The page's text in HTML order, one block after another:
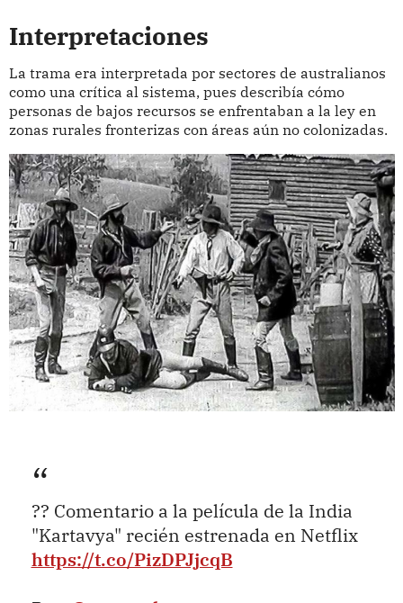
Interpretaciones
La trama era interpretada por sectores de australianos
como una crítica al sistema, pues describía cómo
personas de bajos recursos se enfrentaban a la ley en
zonas rurales fronterizas con áreas aún no colonizadas.
?? Comentario a la película de la India
"Kartavya" recién estrenada en Netflix
https://t.co/PizDPJjcqB